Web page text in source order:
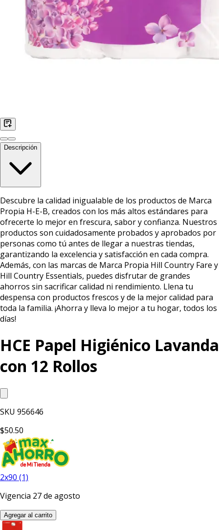
Descripción
Descubre la calidad inigualable de los productos de Marca
Propia H-E-B, creados con los más altos estándares para
ofrecerte lo mejor en frescura, sabor y confianza. Nuestros
productos son cuidadosamente probados y aprobados por
personas como tú antes de llegar a nuestras tiendas,
garantizando la excelencia y satisfacción en cada compra.
Además, con las marcas de Marca Propia Hill Country Fare y
Hill Country Essentials, puedes disfrutar de grandes
ahorros sin sacrificar calidad ni rendimiento. Llena tu
despensa con productos frescos y de la mejor calidad para
toda la familia. ¡Ahorra y lleva lo mejor a tu hogar, todos los
días!
HCE Papel Higiénico Lavanda
con 12 Rollos
SKU 956646
$50.50
2x90 (1)
Vigencia 27 de agosto
Agregar al carrito